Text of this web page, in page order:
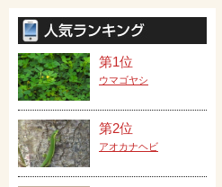
第1位
ウマゴヤシ
第2位
アオカナヘビ